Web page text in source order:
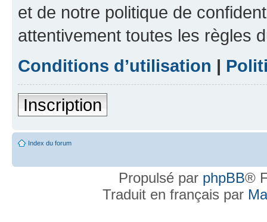
et de notre politique de
attentivement toutes les règles
Conditions d’utilisation |
Inscription
Index du forum
Propulsé par phpBB®
Traduit en français par